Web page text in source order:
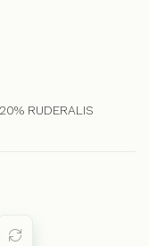
RUDERALIS